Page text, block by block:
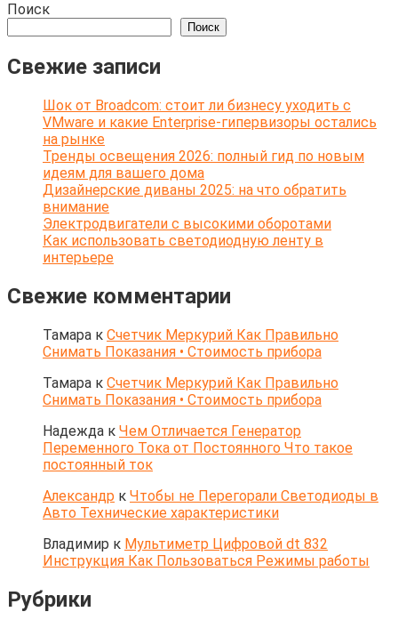
Поиск
Поиск
Свежие записи
Шок от Broadcom: стоит ли бизнесу уходить с
VMware и какие Enterprise-гипервизоры остались
на рынке
Тренды освещения 2026: полный гид по новым
идеям для вашего дома
Дизайнерские диваны 2025: на что обратить
внимание
Электродвигатели с высокими оборотами
Как использовать светодиодную ленту в
интерьере
Свежие комментарии
Тамара к Счетчик Меркурий Как Правильно
Снимать Показания • Стоимость прибора
Тамара к Счетчик Меркурий Как Правильно
Снимать Показания • Стоимость прибора
Надежда к Чем Отличается Генератор
Переменного Тока от Постоянного Что такое
постоянный ток
Александр к Чтобы не Перегорали Светодиоды в
Авто Технические характеристики
Владимир к Мультиметр Цифровой dt 832
Инструкция Как Пользоваться Режимы работы
Рубрики